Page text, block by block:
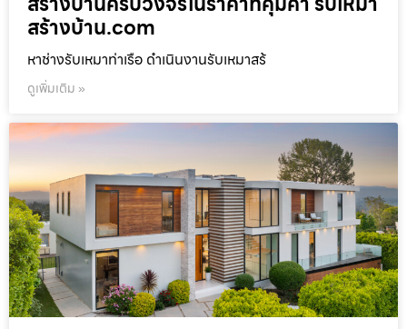
สร้างบ้าน.com
หาช่างรับเหมาท่าเรือ ดำเนินงานรับเหมาสร้
ดูเพิ่มเติม »